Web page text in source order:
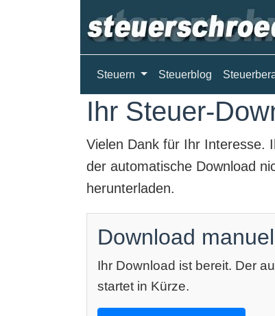
Steuern Steuerblog
Ihr Steuer-
Vielen Dank für Ihr Interesse.
der automatische Download
herunterladen.
Download
Ihr Download ist bereit. Der
startet in Kürze.